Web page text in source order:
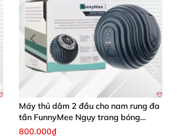
Máy thủ dâm 2 đầu cho nam rung đa
tần FunnyMee Ngụy trang bóng
Pokemon
800.000₫